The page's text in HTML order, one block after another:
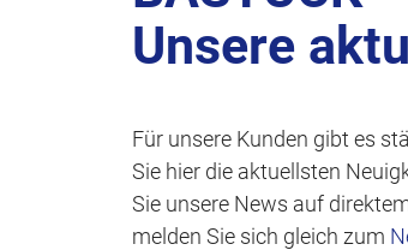
Unsere
Für unsere Kunden gibt es
Sie hier die aktuellsten
Sie unsere News auf
melden Sie sich gleich zum